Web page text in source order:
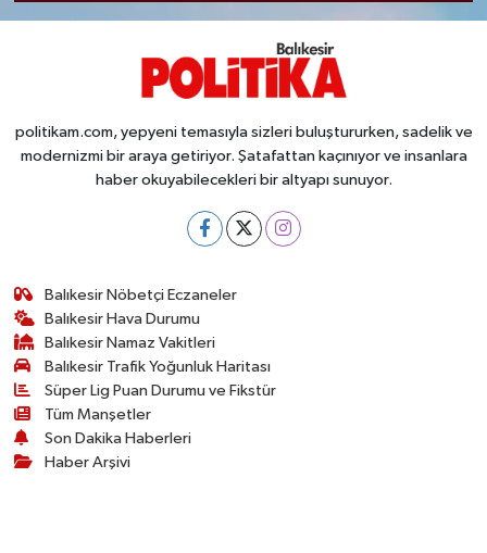
politikam.com, yepyeni temasıyla sizleri buluştururken, sadelik ve
modernizmi bir araya getiriyor. Şatafattan kaçınıyor ve insanlara
haber okuyabilecekleri bir altyapı sunuyor.
Balıkesir Nöbetçi Eczaneler
Balıkesir Hava Durumu
Balıkesir Namaz Vakitleri
Balıkesir Trafik Yoğunluk Haritası
Süper Lig Puan Durumu ve Fikstür
Tüm Manşetler
Son Dakika Haberleri
Haber Arşivi